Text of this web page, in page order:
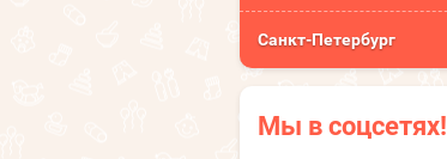
Санкт-Петербург
Мы в соцсетях!